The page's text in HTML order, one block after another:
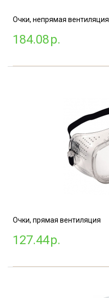
Очки, непрямая вентиляция
184.08р.
Очки, прямая вентиляция
127.44р.